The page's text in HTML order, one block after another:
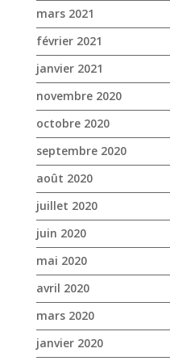
mars 2021
février 2021
janvier 2021
novembre 2020
octobre 2020
septembre 2020
août 2020
juillet 2020
juin 2020
mai 2020
avril 2020
mars 2020
janvier 2020